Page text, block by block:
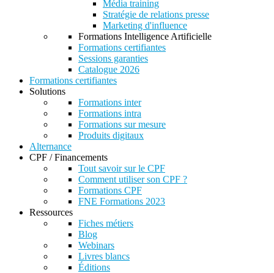
Média training
Stratégie de relations presse
Marketing d'influence
Formations Intelligence Artificielle
Formations certifiantes
Sessions garanties
Catalogue 2026
Formations certifiantes
Solutions
Formations inter
Formations intra
Formations sur mesure
Produits digitaux
Alternance
CPF / Financements
Tout savoir sur le CPF
Comment utiliser son CPF ?
Formations CPF
FNE Formations 2023
Ressources
Fiches métiers
Blog
Webinars
Livres blancs
Éditions